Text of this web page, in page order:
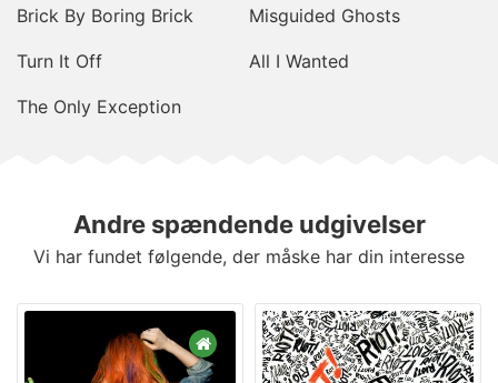
Brick By Boring Brick
Turn It Off
The Only Exception
Misguided Ghosts
All I Wanted
Andre spændende udgivelser
Vi har fundet følgende, der måske har din interesse